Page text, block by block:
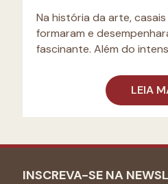
Na história da arte,
formaram e
fascinante. Além do
LEIA
INSCREVA-SE NA